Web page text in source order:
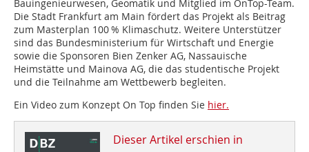
Bauingenieurwesen, Geomatik und Mitglied im OnTop-Team.
Die Stadt Frankfurt am Main fördert das Projekt als Beitrag
zum Masterplan 100 % Klimaschutz. Weitere Unterstützer
sind das Bundesministerium für Wirtschaft und Energie
sowie die Sponsoren Bien Zenker AG, Nassauische
Heimstätte und Mainova AG, die das studentische Projekt
und die Teilnahme am Wettbewerb begleiten.
Ein Video zum Konzept On Top finden Sie hier.
Dieser Artikel erschien in